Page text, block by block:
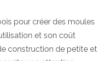
pour créer des moules
et son coût
construction de petite et